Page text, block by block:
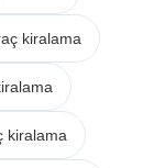
kiralama
kiralama